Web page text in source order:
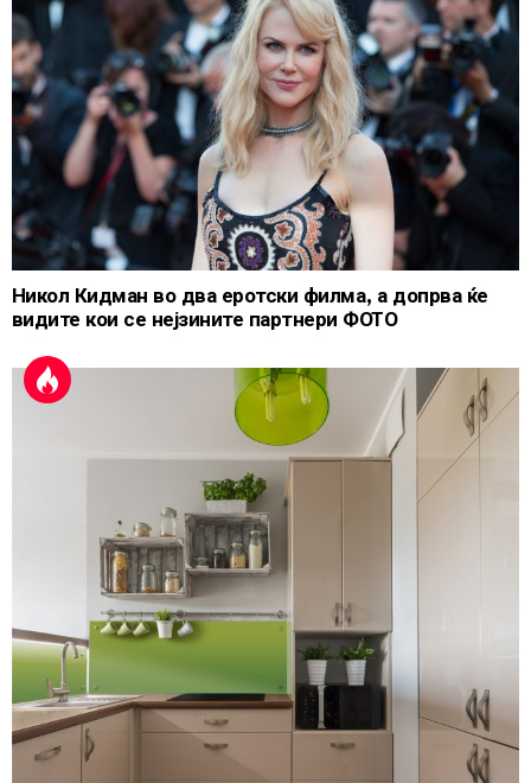
Никол Кидман во два еротски филма, а допрва ќе
видите кои се нејзините партнери ФОТО